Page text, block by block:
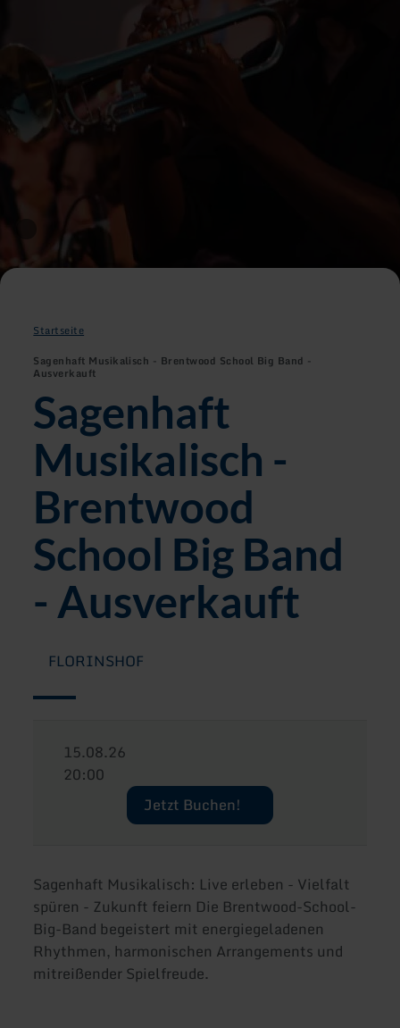
Startseite
Sagenhaft Musikalisch - Brentwood School Big Band -
Ausverkauft
Sagenhaft
Musikalisch -
Brentwood
School Big Band
- Ausverkauft
FLORINSHOF
15.08.26
20:00
Jetzt Buchen!
Sagenhaft Musikalisch: Live erleben - Vielfalt
spüren - Zukunft feiern Die Brentwood-School-
Big-Band begeistert mit energiegeladenen
Rhythmen, harmonischen Arrangements und
mitreißender Spielfreude.